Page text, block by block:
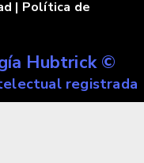
| Política de
Hubtrick ©
registrada